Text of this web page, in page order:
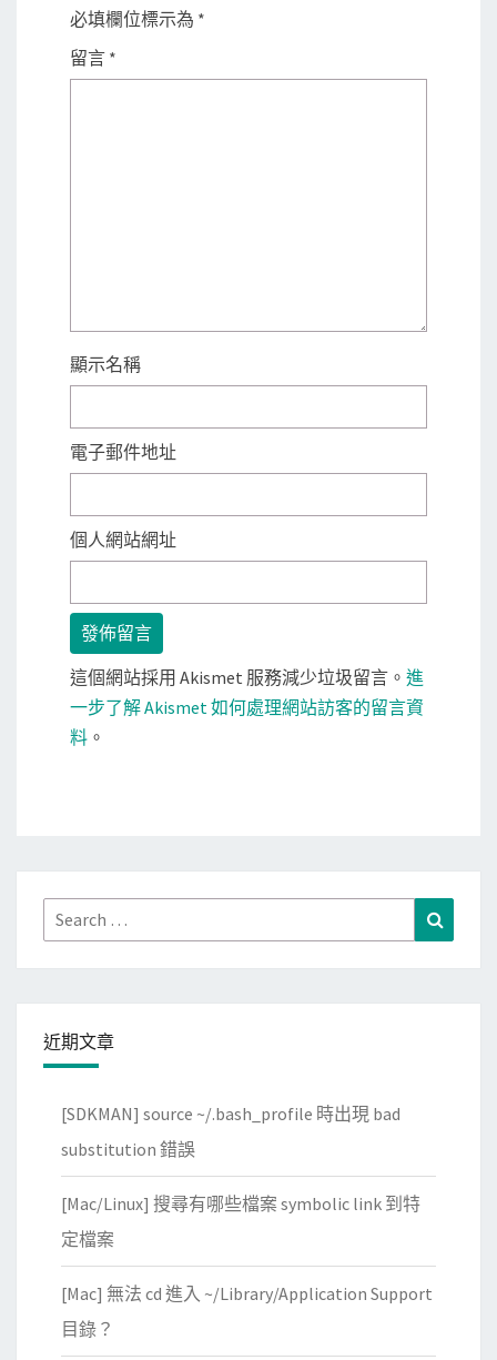
必填欄位標示為 *
留言 *
顯示名稱
電子郵件地址
個人網站網址
這個網站採用 Akismet 服務減少垃圾留言。 進
一步了解 Akismet 如何處理網站訪客的留言資
料 。
Search
for:
近期文章
[SDKMAN] source ~/.bash_profile 時出現 bad
substitution 錯誤
[Mac/Linux] 搜尋有哪些檔案 symbolic link 到特
定檔案
[Mac] 無法 cd 進入 ~/Library/Application Support
目錄？